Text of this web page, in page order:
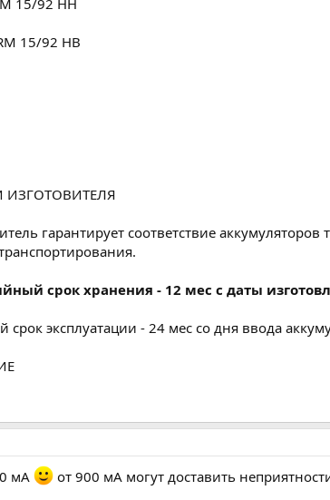
15/92 НВ
ИЗГОТОВИТЕЛЯ
гарантирует соответствие
срок хранения - 12 мес с даты
срок эксплуатации - 24 мес со дня ввода
мА от 900 мА могут доставить